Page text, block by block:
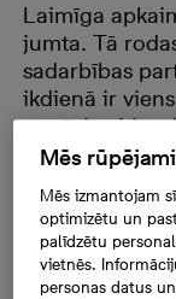
Laimīga
jumta. Tā
sadarbības
ikdienā ir
svarīgi veidot
ārpus Jūsu
iepriecināt
īpašajiem
draugiem un
Mēs
Mēs izmantojam
optimizētu un
palīdzētu
vietnēs.
personas datus